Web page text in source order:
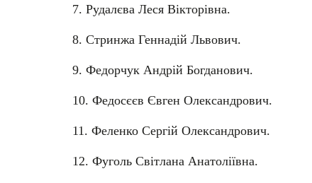
7. Рудалєва Леся Вікторівна.
8. Стринжа Геннадій Львович.
9. Федорчук Андрій Богданович.
10. Федосєєв Євген Олександрович.
11. Феленко Сергій Олександрович.
12. Фуголь Світлана Анатоліївна.